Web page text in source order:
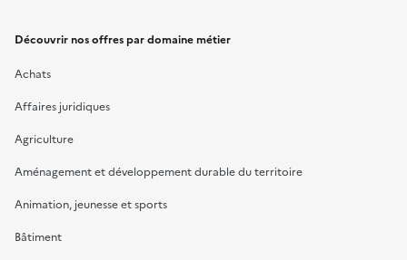
Découvrir nos offres par domaine métier
Achats
Affaires juridiques
Agriculture
Aménagement et développement durable du territoire
Animation, jeunesse et sports
Bâtiment